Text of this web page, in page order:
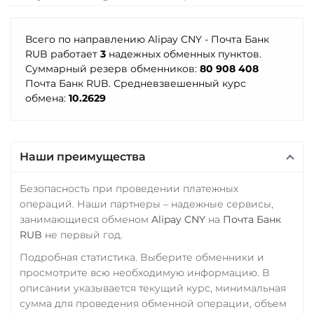
CRONOS
ARB
AVAXC
TON
NEAR APT
THETA
Tron (TRX)
TrueUSD (TUSD)
TRUMP
Uniswap (UNI)
СБП RUB
Тинькофф
RUB
Центр Кредит KZT
Промсвязьбанк RUB
Райффайзен
RUB UAH
Сбербанк
RUB KZT QR RUB
Счет ИП/ООО
RUB USD EUR
Тинькофф
Всего по направлению Alipay CNY - Почта Банк
RUB работает 3 надежных обменных пунктов.
Суммарный резерв обменников: 80 908 408
Почта Банк RUB. Средневзвешенный курс
обмена: 10.2629
Наши преимущества
Безопасность при проведении платежных
операций. Наши партнеры – надежные сервисы,
занимающиеся обменом Alipay CNY на Почта Банк
RUB не первый год.
Подробная статистика. Выберите обменники и
просмотрите всю необходимую информацию. В
описании указывается текущий курс, минимальная
сумма для проведения обменной операции, объем